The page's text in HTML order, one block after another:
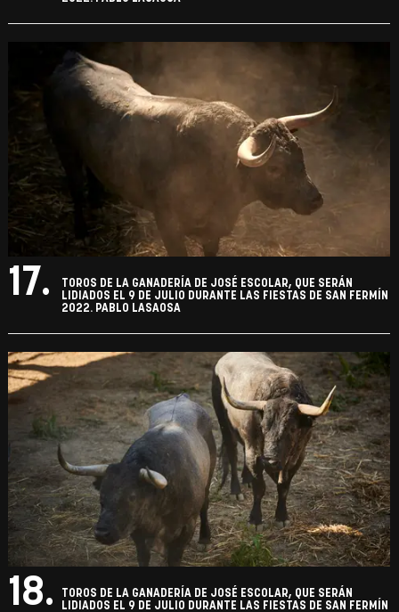
17.
TOROS DE LA GANADERÍA DE JOSÉ ESCOLAR, QUE SERÁN
LIDIADOS EL 9 DE JULIO DURANTE LAS FIESTAS DE SAN FERMÍN
2022. PABLO LASAOSA
18.
TOROS DE LA GANADERÍA DE JOSÉ ESCOLAR, QUE SERÁN
LIDIADOS EL 9 DE JULIO DURANTE LAS FIESTAS DE SAN FERMÍN